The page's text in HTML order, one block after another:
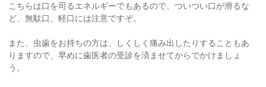
こちらは口を司るエネルギーでもあるので、ついつい口が滑るな
ど、無駄口、軽口には注意ですぞ。
また、虫歯をお持ちの方は、しくしく痛み出したりすることもあ
りますので、早めに歯医者の受診を済ませてからでかけましょ
う。